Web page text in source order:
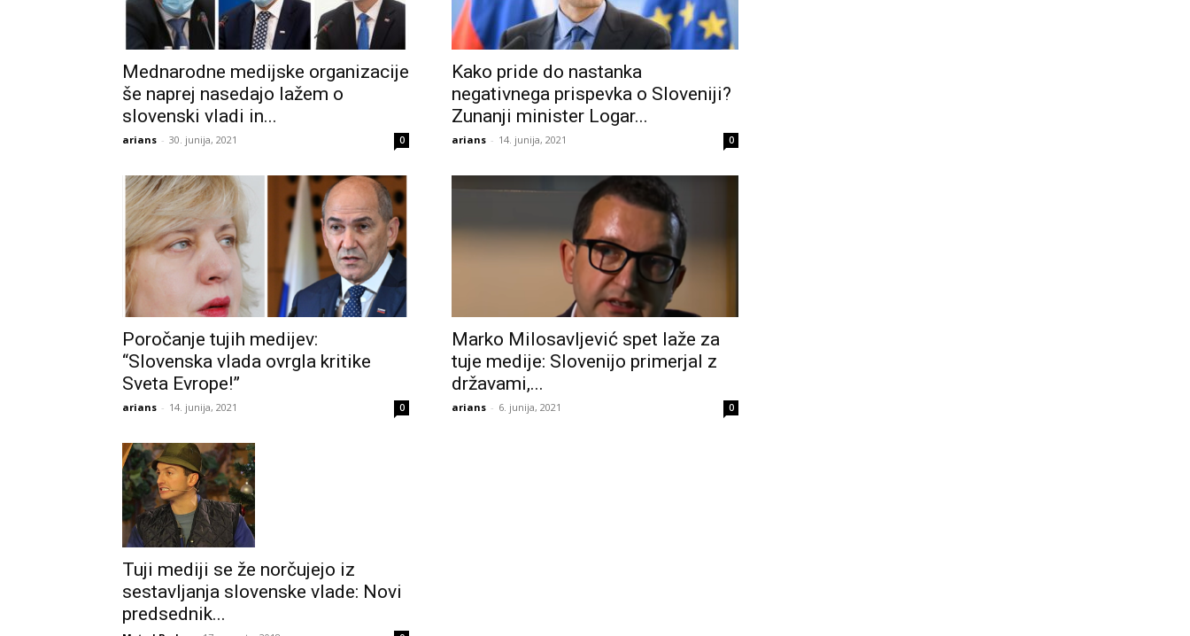
Mednarodne medijske organizacije
še naprej nasedajo lažem o
slovenski vladi in...
arians - 30. junija, 2021 0
Kako pride do nastanka
negativnega prispevka o Sloveniji?
Zunanji minister Logar...
arians - 14. junija, 2021 0
Poročanje tujih medijev:
“Slovenska vlada ovrgla kritike
Sveta Evrope!”
arians - 14. junija, 2021 0
Marko Milosavljević spet laže za
tuje medije: Slovenijo primerjal z
državami,...
arians - 6. junija, 2021 0
Tuji mediji se že norčujejo iz
sestavljanja slovenske vlade: Novi
predsednik...